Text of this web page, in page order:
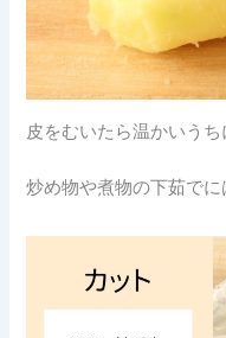
皮をむいたら温かいうち
炒め物や煮物の下茹でに